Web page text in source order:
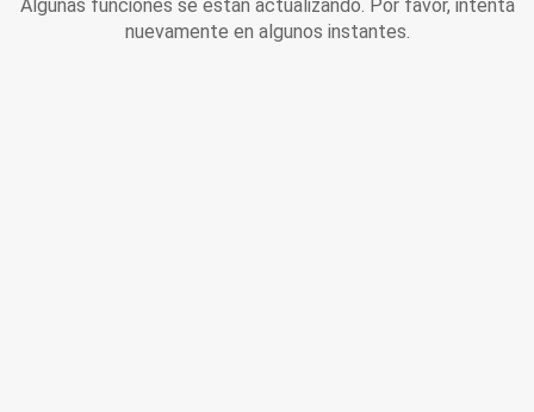
Algunas funciones se están actualizando. Por favor, intentá
nuevamente en algunos instantes.